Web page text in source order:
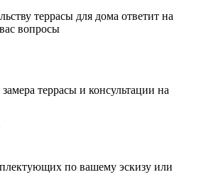
террасы для дома ответит на
вопросы
террасы и консультации на
по вашему эскизу или